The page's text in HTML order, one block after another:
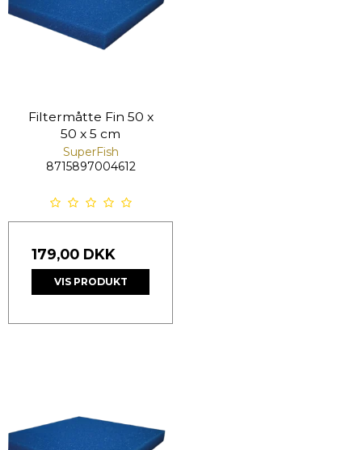
Filtermåtte Fin 50 x
50 x 5 cm
SuperFish
8715897004612
179,00 DKK
VIS PRODUKT